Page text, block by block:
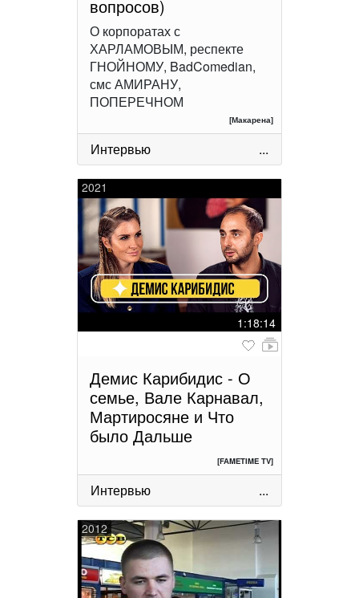
вопросов)
О корпоратах с
ХАРЛАМОВЫМ, респекте
ГНОЙНОМУ, BadComedian,
смс АМИРАНУ,
ПОПЕРЕЧНОМ
[Макарена]
Интервью ...
2021
1:18:14
Демис Карибидис - О
семье, Вале Карнавал,
Мартиросяне и Что
было Дальше
[FAMETIME TV]
Интервью ...
2012